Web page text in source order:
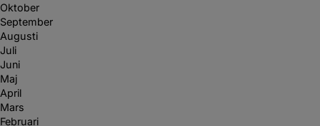
Oktober
September
Augusti
Juli
Juni
Maj
April
Mars
Februari